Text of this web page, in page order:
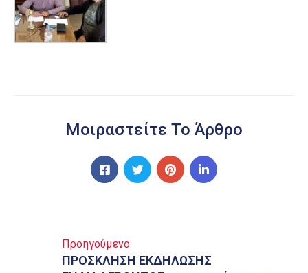
Μοιραστείτε Το Άρθρο
Προηγούμενο
ΠΡΟΣΚΛΗΣΗ ΕΚΔΗΛΩΣΗΣ